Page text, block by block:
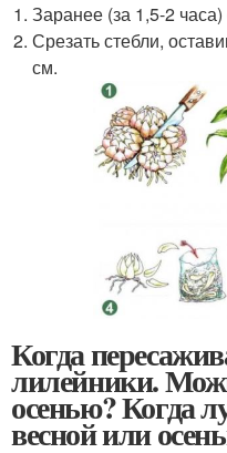
Заранее (за 1,5-2
Срезать стебли,
см.
Когда
лилейники.
осенью? Когда
весной или